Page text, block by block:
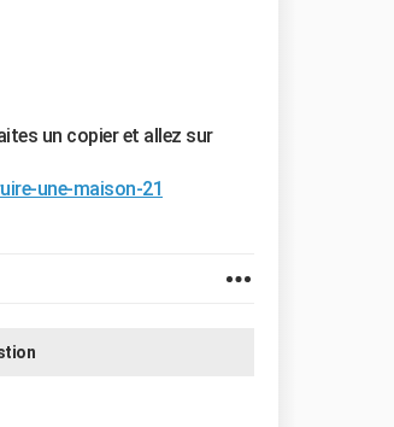
un copier et allez sur
une-maison-21